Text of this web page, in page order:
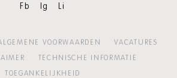
Fb Ig Li
VOORWAARDEN
VACATURES
TECHNISCHE INFORMATIE
TOEGANKELIJKHEID